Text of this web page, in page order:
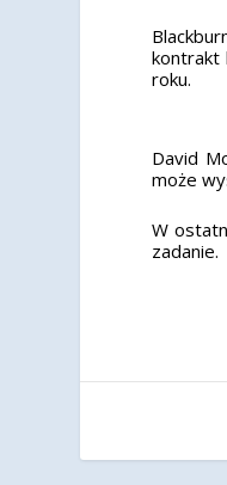
kontrakt
roku.
David
może
W
zadanie.